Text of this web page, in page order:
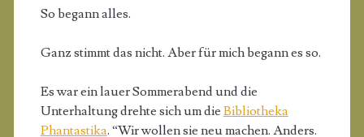
So begann alles.
Ganz stimmt das nicht. Aber für mich begann es so.
Es war ein lauer Sommerabend und die
Unterhaltung drehte sich um die Bibliotheka
Phantastika. “Wir wollen sie neu machen. Anders.